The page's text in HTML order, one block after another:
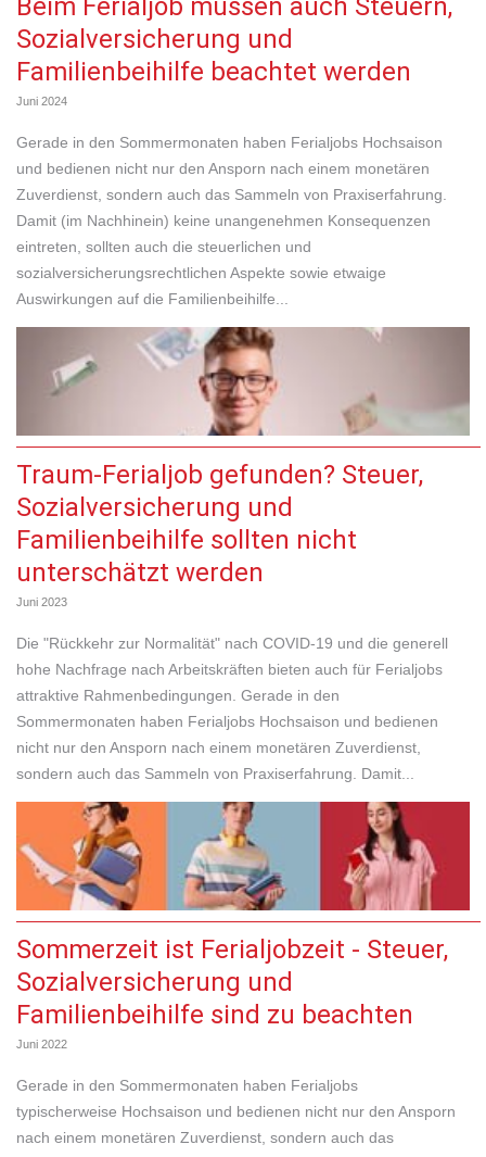
Beim Ferialjob müssen auch Steuern,
Sozialversicherung und
Familienbeihilfe beachtet werden
Juni 2024
Gerade in den Sommermonaten haben Ferialjobs Hochsaison
und bedienen nicht nur den Ansporn nach einem monetären
Zuverdienst, sondern auch das Sammeln von Praxiserfahrung.
Damit (im Nachhinein) keine unangenehmen Konsequenzen
eintreten, sollten auch die steuerlichen und
sozialversicherungsrechtlichen Aspekte sowie etwaige
Auswirkungen auf die Familienbeihilfe...
Traum-Ferialjob gefunden? Steuer,
Sozialversicherung und
Familienbeihilfe sollten nicht
unterschätzt werden
Juni 2023
Die "Rückkehr zur Normalität" nach COVID-19 und die generell
hohe Nachfrage nach Arbeitskräften bieten auch für Ferialjobs
attraktive Rahmenbedingungen. Gerade in den
Sommermonaten haben Ferialjobs Hochsaison und bedienen
nicht nur den Ansporn nach einem monetären Zuverdienst,
sondern auch das Sammeln von Praxiserfahrung. Damit...
Sommerzeit ist Ferialjobzeit - Steuer,
Sozialversicherung und
Familienbeihilfe sind zu beachten
Juni 2022
Gerade in den Sommermonaten haben Ferialjobs
typischerweise Hochsaison und bedienen nicht nur den Ansporn
nach einem monetären Zuverdienst, sondern auch das